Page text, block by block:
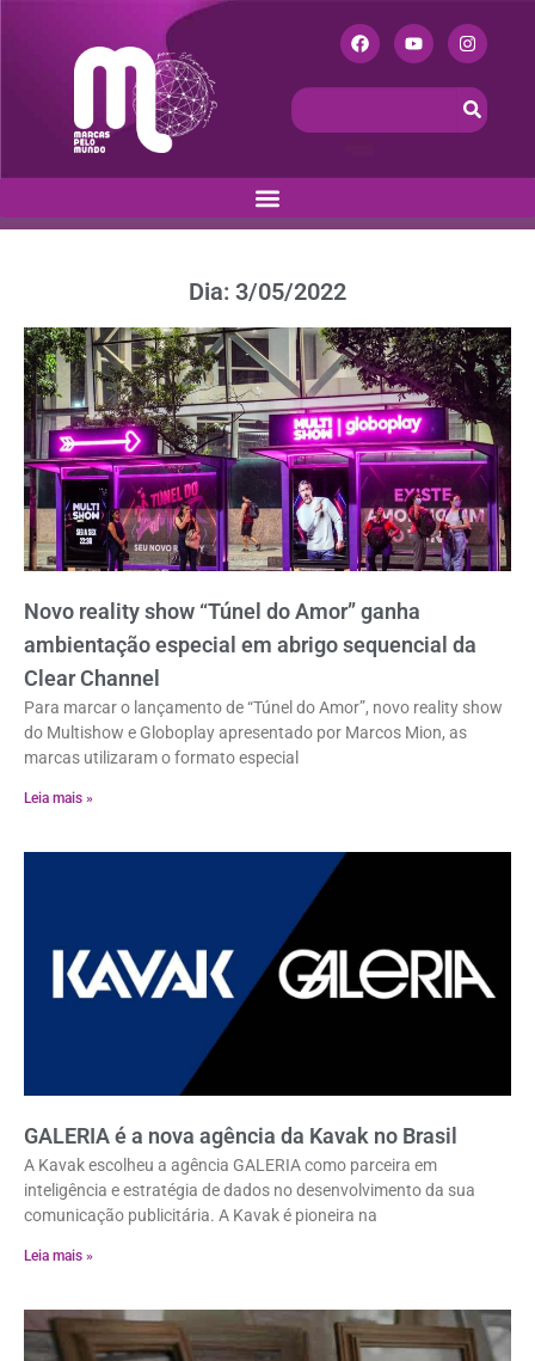
Dia: 3/05/2022
Novo reality show “Túnel do Amor” ganha
ambientação especial em abrigo sequencial da
Clear Channel
Para marcar o lançamento de “Túnel do Amor”, novo reality show
do Multishow e Globoplay apresentado por Marcos Mion, as
marcas utilizaram o formato especial
Leia mais »
GALERIA é a nova agência da Kavak no Brasil
A Kavak escolheu a agência GALERIA como parceira em
inteligência e estratégia de dados no desenvolvimento da sua
comunicação publicitária. A Kavak é pioneira na
Leia mais »